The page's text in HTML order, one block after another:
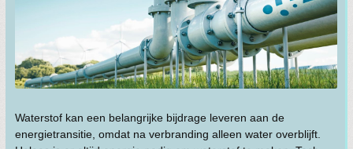
Waterstof kan een belangrijke bijdrage leveren aan de
energietransitie, omdat na verbranding alleen water overblijft.